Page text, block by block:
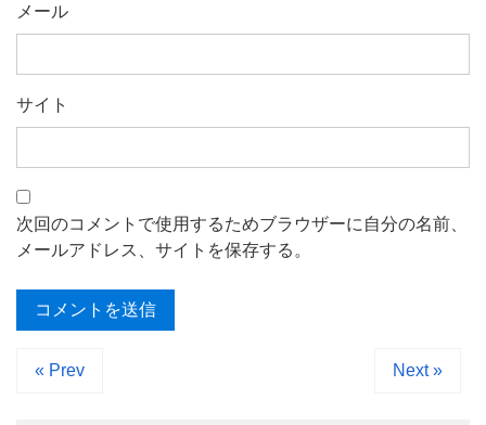
メール
サイト
次回のコメントで使用するためブラウザーに自分の名前、
メールアドレス、サイトを保存する。
« Prev Next »